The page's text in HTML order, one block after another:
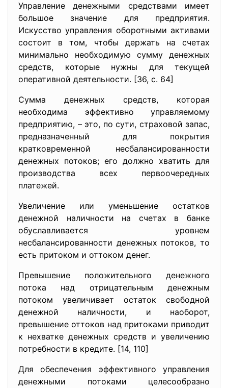
Управление денежными средствами имеет
большое значение для предприятия.
Искусство управления оборотными активами
состоит в том, чтобы держать на счетах
минимально необходимую сумму денежных
средств, которые нужны для текущей
оперативной деятельности. [36, с. 64]
Сумма денежных средств, которая
необходима эффективно управляемому
предприятию, – это, по сути, страховой запас,
предназначенный для покрытия
кратковременной несбалансированности
денежных потоков; его должно хватить для
производства всех первоочередных
платежей.
Увеличение или уменьшение остатков
денежной наличности на счетах в банке
обуславливается уровнем
несбалансированности денежных потоков, то
есть притоком и оттоком денег.
Превышение положительного денежного
потока над отрицательным денежным
потоком увеличивает остаток свободной
денежной наличности, и наоборот,
превышение оттоков над притоками приводит
к нехватке денежных средств и увеличению
потребности в кредите. [14, 110]
Для обеспечения эффективного управления
денежными потоками целесообразно